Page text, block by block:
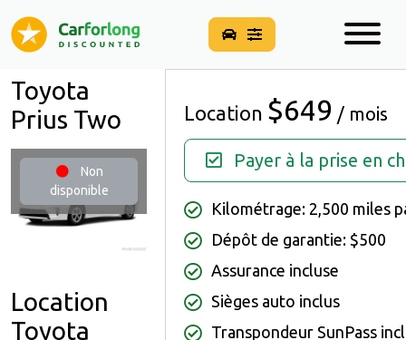
Toyota
Prius Two
Non
disponible
Location $649 / mois
Payer à la prise en
Kilométrage: 2,500 miles
Dépôt de garantie: $500
Assurance incluse
Sièges auto inclus
Transpondeur SunPass
Location
Toyota